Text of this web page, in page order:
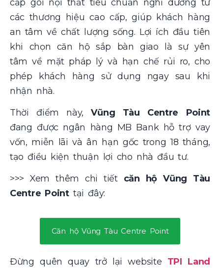
cấp gói nội thất tiêu chuẩn nghỉ dưỡng từ
các thương hiệu cao cấp, giúp khách hàng
an tâm về chất lượng sống. Lợi ích đầu tiên
khi chọn căn hộ sắp bàn giao là sự yên
tâm về mặt pháp lý và hạn chế rủi ro, cho
phép khách hàng sử dụng ngay sau khi
nhận nhà.
Thời điểm này,Vũng Tàu Centre Point
đang được ngân hàng MB Bank hỗ trợ vay
vốn, miễn lãi và ân hạn gốc trong 18 tháng,
tạo điều kiện thuận lợi cho nhà đầu tư.
>>> Xem thêm chi tiết căn hộ Vũng Tàu
Centre Point tại đây:
Căn hộ Vũng Tàu Centre Point
Đừng quên quay trở lại website TPI Land